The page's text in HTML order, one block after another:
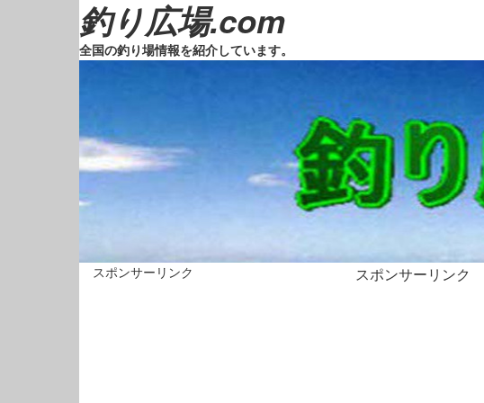
釣り広場.com
全国の釣り場情報を紹介しています。
スポンサーリンク
スポンサーリンク